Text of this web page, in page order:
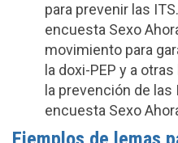
para prevenir las
encuesta Sexo
movimiento para
la doxi-PEP y a
la prevención de las
encuesta Sexo